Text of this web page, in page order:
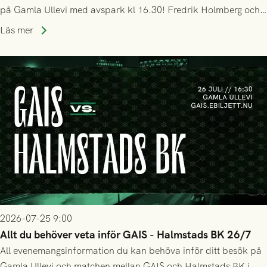
på Gamla Ullevi med avspark kl 16.30! Fredrik Holmberg och
ledarstaben har tagit ut följande trupp till matchen:
Läs mer
2026-07-25 9:00
Allt du behöver veta inför GAIS - Halmstads BK 26/7
All evenemangsinformation du kan behöva inför ditt besök på